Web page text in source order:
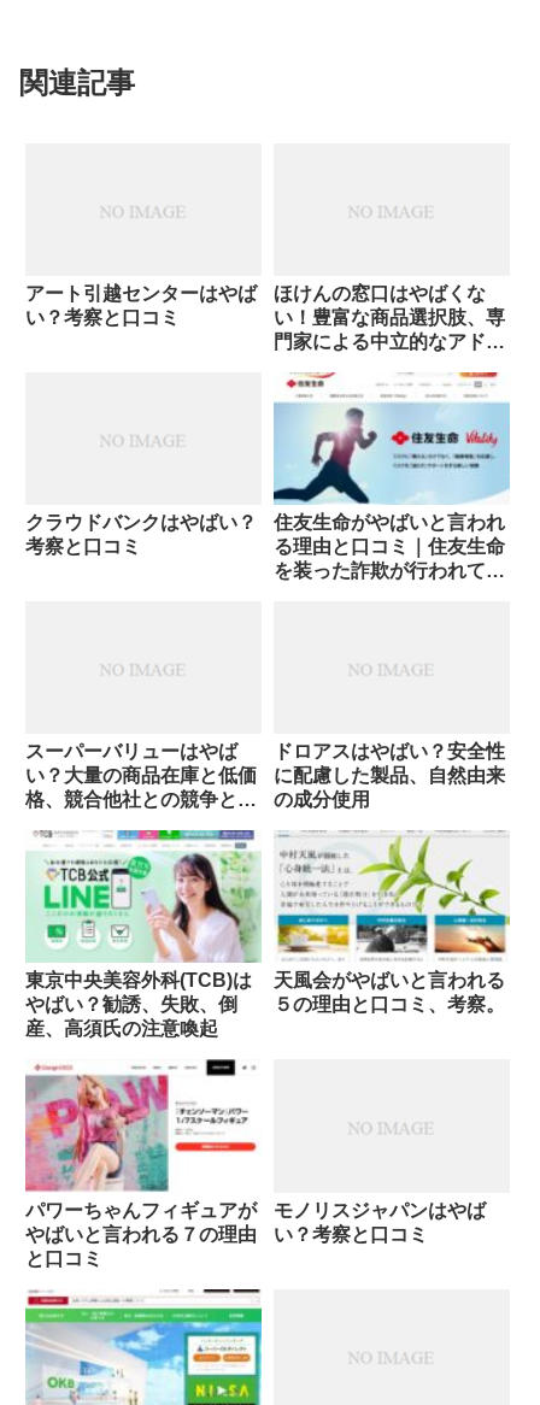
関連記事
アート引越センターはやば
い？考察と口コミ
ほけんの窓口はやばくな
い！豊富な商品選択肢、専
門家による中立的なアドバ
クラウドバンクはやばい？
考察と口コミ
住友生命がやばいと言われ
る理由と口コミ｜住友生命
を装った詐欺が行われてい
スーパーバリューはやば
い？大量の商品在庫と低価
格、競合他社との競争と影
ドロアスはやばい？安全性
に配慮した製品、自然由来
の成分使用
東京中央美容外科(TCB)は
やばい？勧誘、失敗、倒
産、高須氏の注意喚起
天風会がやばいと言われる
５の理由と口コミ、考察。
パワーちゃんフィギュアが
やばいと言われる７の理由
と口コミ
モノリスジャパンはやば
い？考察と口コミ